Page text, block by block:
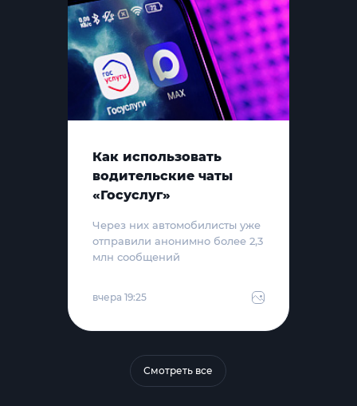
Как использовать
водительские чаты
«Госуслуг»
Через них автомобилисты уже
отправили анонимно более 2,3
млн сообщений
вчера 19:25
Смотреть все